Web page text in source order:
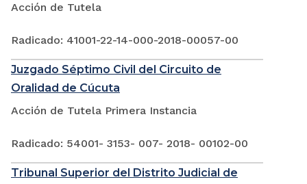
Acción de Tutela
Radicado: 41001-22-14-000-2018-00057-00
Juzgado Séptimo Civil del Circuito de
Oralidad de Cúcuta
Acción de Tutela Primera Instancia
Radicado: 54001- 3153- 007- 2018- 00102-00
Tribunal Superior del Distrito Judicial de